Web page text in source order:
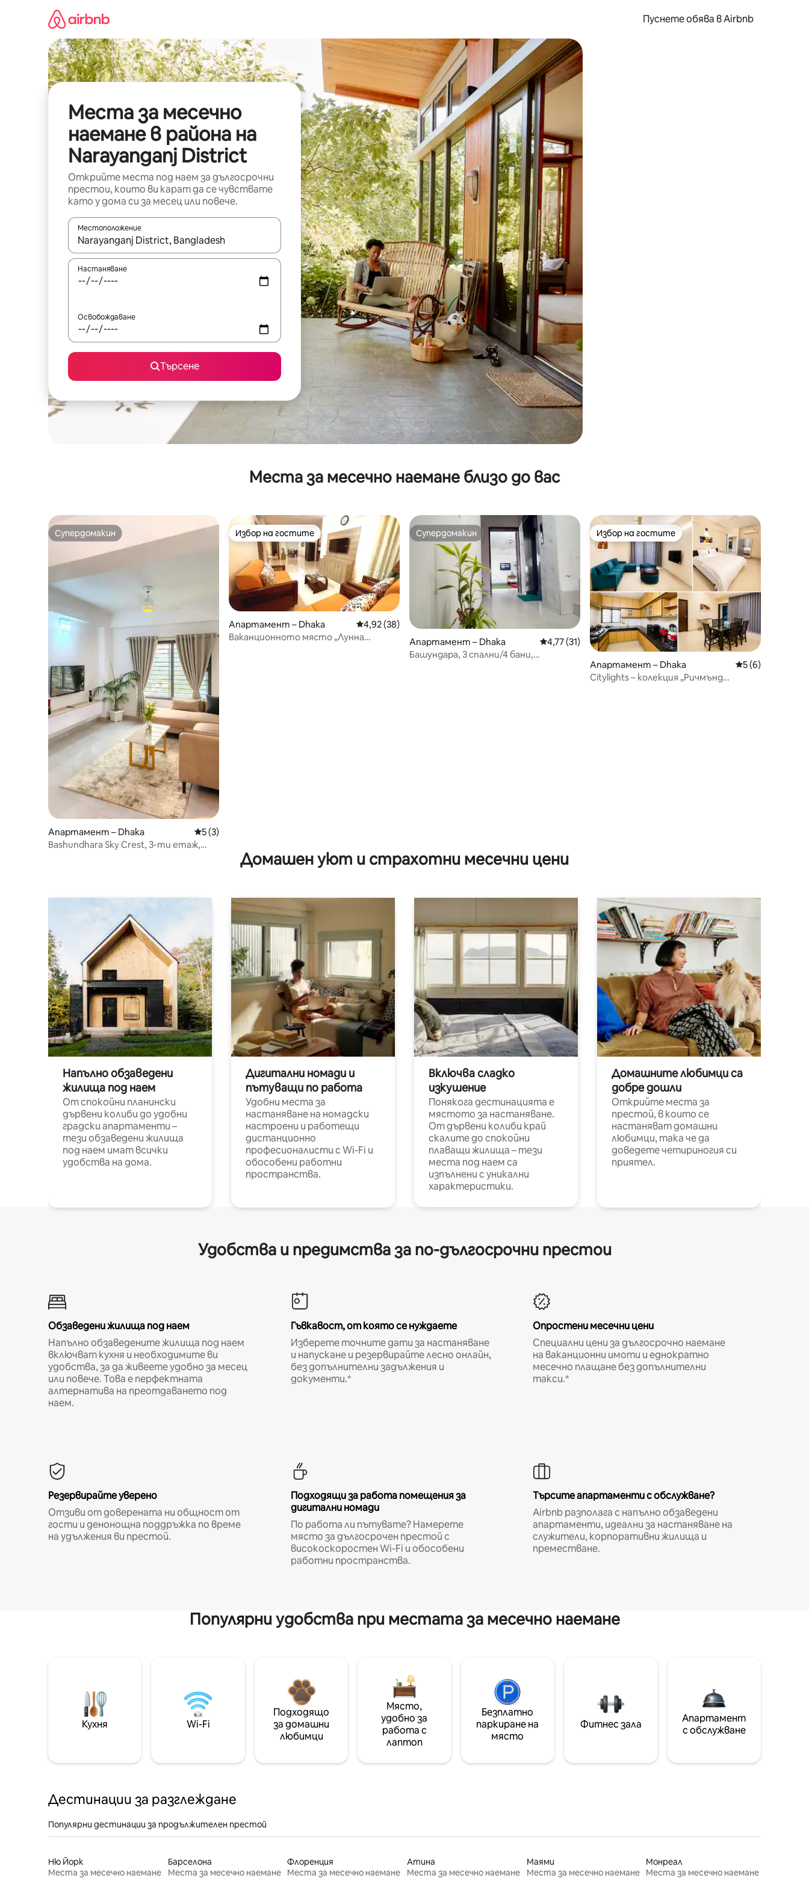
съдържанието
Пуснете обява в Airbnb
Места за месечно
наемане в района на
Narayanganj District
Открийте места под наем за дългосрочни
престои, които ви карат да се чувствате
като у дома си за месец или повече.
Местоположение
Когато резултатите се покажат, използвайте клавишите със стрелки нагоре и надолу или навигирайте с докосване или плъзгане.
Настаняване
Освобождаване
Търсене
Места за месечно наемане близо до вас
Супердомакин
Супердомакин
Апартамент – Dhaka Средна оценка: 5 от 5, 3 отзива
5 (3)
Bashundhara Sky Crest, 3-ти етаж,
Избор на гостите
Избор на гостите
Апартамент – Dhaka Средна оценка: 4,92 от 5, 38 отзива
4,92 (38)
Ваканционното място „Лунна
Супердомакин
Супердомакин
Апартамент – Dhaka Средна оценка: 4,77 от 5, 31 отзива
4,77 (31)
Башундара, 3 спални/4 бани,
Избор на гостите
Избор на гостите
Апартамент – Dhaka Средна оценка:
5 (6)
Citylights – колекция „Ричмънд
Домашен уют и страхотни месечни цени
Напълно обзаведени
жилища под наем
От спокойни планински
дървени колиби до удобни
градски апартаменти –
тези обзаведени жилища
под наем имат всички
удобства на дома.
Дигитални номади и
пътуващи по работа
Удобни места за
настаняване на номадски
настроени и работещи
дистанционно
професионалисти с Wi-Fi и
обособени работни
пространства.
Включва сладко
изкушение
Понякога дестинацията е
мястото за настаняване.
От дървени колиби край
скалите до спокойни
плаващи жилища – тези
места под наем са
изпълнени с уникални
характеристики.
Домашните любимци са
добре дошли
Открийте места за
престой, в които се
настаняват домашни
любимци, така че да
доведете четириногия си
приятел.
Удобства и предимства за по-дългосрочни престои
Обзаведени жилища под наем
Напълно обзаведените жилища под наем
включват кухня и необходимите ви
удобства, за да живеете удобно за месец
или повече. Това е перфектната
алтернатива на преотдаването под
наем.
Гъвкавост, от която се нуждаете
Изберете точните дати за настаняване
и напускане и резервирайте лесно онлайн,
без допълнителни задължения и
документи.*
Опростени месечни цени
Специални цени за дългосрочно наемане
на ваканционни имоти и еднократно
месечно плащане без допълнителни
такси.*
Резервирайте уверено
Отзиви от доверената ни общност от
гости и денонощна поддръжка по време
на удължения ви престой.
Подходящи за работа помещения за
дигитални номади
По работа ли пътувате? Намерете
място за дългосрочен престой с
високоскоростен Wi-Fi и обособени
работни пространства.
Търсите апартаменти с обслужване?
Airbnb разполага с напълно обзаведени
апартаменти, идеални за настаняване на
служители, корпоративни жилища и
преместване.
Популярни удобства при местата за месечно наемане
Кухня Wi-Fi
Подходящо
за домашни
любимци
Място,
удобно за
работа с
лаптоп
Безплатно
паркиране на
място
Фитнес зала
Апартамент
с обслужване
Дестинации за разглеждане
Популярни дестинации за продължителен престой
Ню Йорк
Места за месечно наемане
Барселона
Места за месечно наемане
Флоренция
Места за месечно наемане
Атина
Места за месечно наемане
Маями
Места за месечно наемане
Монреал
Места за месечно наемане